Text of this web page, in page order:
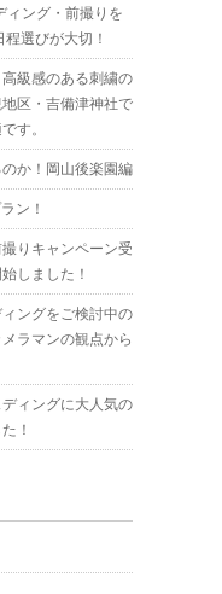
ィング・前撮りを
選びが大切！
級感のある刺繍の
区・吉備津神社で
す。
か！岡山後楽園編
ン！
りキャンペーン受
しました！
ングをご検討中の
ラマンの観点から
ィングに大人気の
！